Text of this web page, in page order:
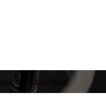
yedek parça bulun.